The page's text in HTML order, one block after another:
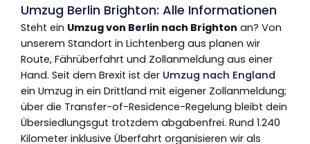
Umzug Berlin Brighton: Alle Informationen
Steht ein Umzug von Berlin nach Brighton an? Von
unserem Standort in Lichtenberg aus planen wir
Route, Fährüberfahrt und Zollanmeldung aus einer
Hand. Seit dem Brexit ist der Umzug nach England
ein Umzug in ein Drittland mit eigener Zollanmeldung;
über die Transfer-of-Residence-Regelung bleibt dein
Übersiedlungsgut trotzdem abgabenfrei. Rund 1.240
Kilometer inklusive Überfahrt organisieren wir als